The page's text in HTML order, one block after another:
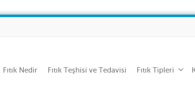
Fıtık Nedir Fıtık Teşhisi ve Tedavisi Fıtık Tipleri